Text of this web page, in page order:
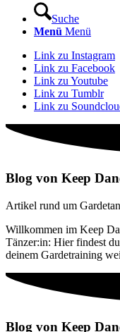
Suche
Menü Menü
Link zu Instagram
Link zu Facebook
Link zu Youtube
Link zu Tumblr
Link zu
Blog von Keep
Artikel rund um
Willkommen im Keep
Tänzer:in: Hier findest
deinem Gardetraining
Blog von Keep